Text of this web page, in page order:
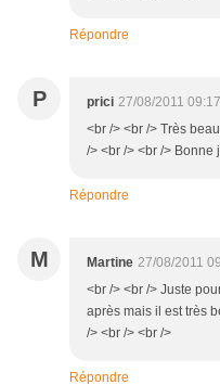
Répondre
P prici 27/08/2011 09:17
<br /> <br /> Très
/> <br /> <br /> Bonne
Répondre
M Martine 27/08/2011
<br /> <br /> Juste
après mais il est très
/> <br /> <br />
Répondre